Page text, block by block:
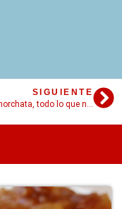
SIGUIENTE
Agua de horchata, todo lo que necesitas saber sobre esta refrescante bebida